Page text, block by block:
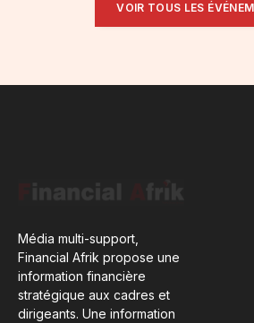
VOIR TOUS LES
Média multi-support,
Financial Afrik propose une
information financière
stratégique aux cadres et
dirigeants. Une information